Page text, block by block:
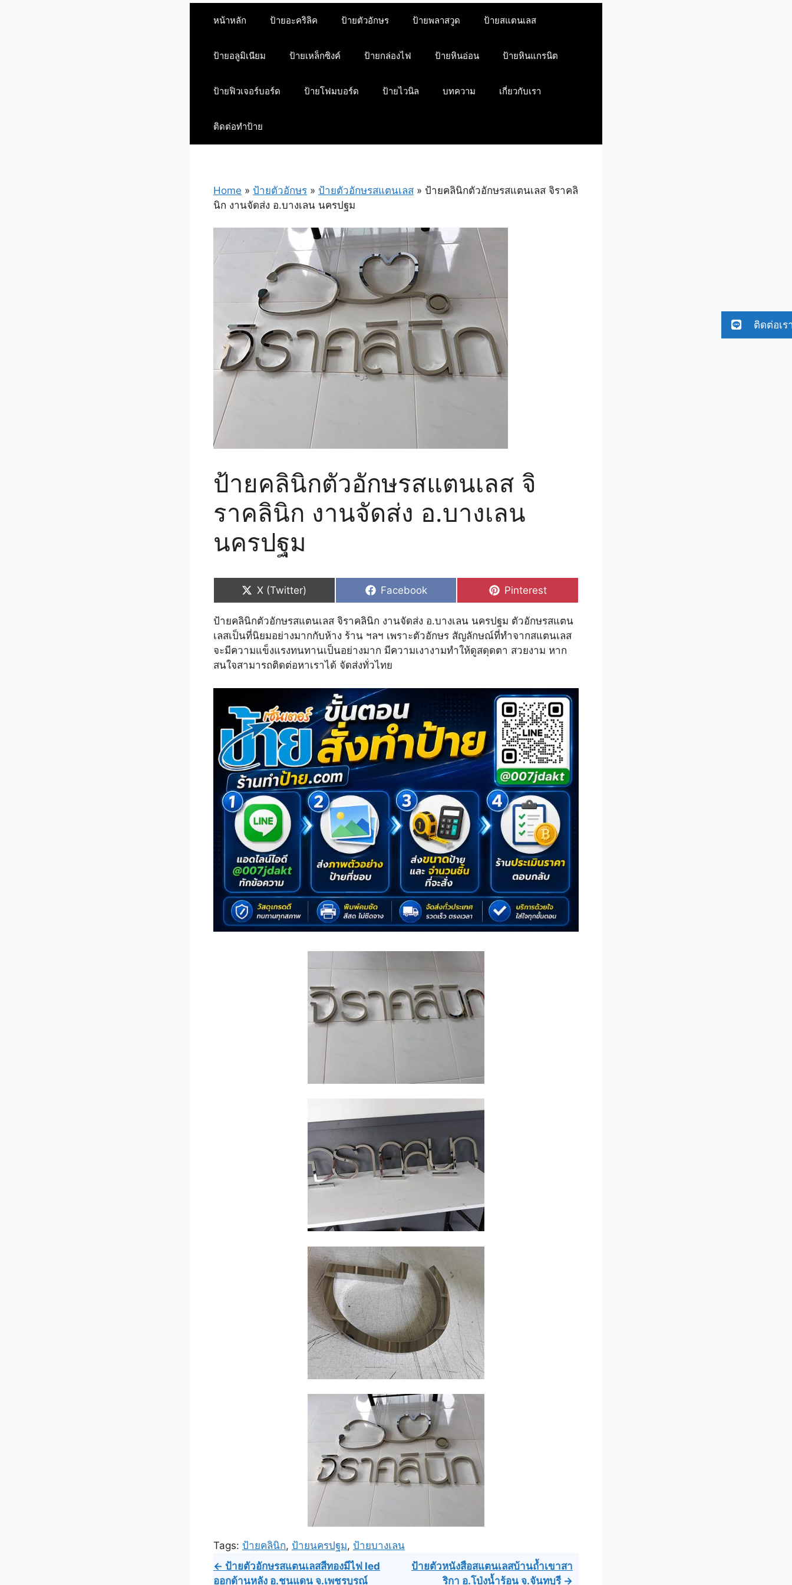
หน้าหลัก ป้ายอะคริลิค ป้ายตัวอักษร ป้ายพลาสวูด ป้ายสแตนเลส
ป้ายอลูมิเนียม ป้ายเหล็กซิงค์ ป้ายกล่องไฟ ป้ายหินอ่อน ป้ายหินแกรนิต
ป้ายฟิวเจอร์บอร์ด ป้ายโฟมบอร์ด ป้ายไวนิล บทความ เกี่ยวกับเรา
ติดต่อทำป้าย
Home » ป้ายตัวอักษร » ป้ายตัวอักษรสแตนเลส » ป้ายคลินิกตัวอักษรสแตนเลส จิราคลิ
นิก งานจัดส่ง อ.บางเลน นครปฐม
ป้ายคลินิกตัวอักษรสแตนเลส จิ
ราคลินิก งานจัดส่ง อ.บางเลน
นครปฐม
Share
X (Twitter)
Share
Facebook
Share
Pinterest
ป้ายคลินิกตัวอักษรสแตนเลส จิราคลินิก งานจัดส่ง อ.บางเลน นครปฐม ตัวอักษรสแตน
เลสเป็นที่นิยมอย่างมากกับห้าง ร้าน ฯลฯ เพราะตัวอักษร สัญลักษณ์ที่ทำจากสแตนเลส
จะมีความแข็งแรงทนทานเป็นอย่างมาก มีความเงางามทำให้ดูสดุดตา สวยงาม หาก
สนใจสามารถติดต่อหาเราได้ จัดส่งทั่วไทย
Tags: ป้ายคลินิก, ป้ายนครปฐม, ป้ายบางเลน
Post
← ป้ายตัวอักษรสแตนเลสสีทองมีไฟ led
ออกด้านหลัง อ.ชนแดน จ.เพชรบูรณ์
ป้ายตัวหนังสือสแตนเลสบ้านถ้ำเขาสา
ริกา อ.โป่งน้ำร้อน จ.จันทบุรี →
ติดต่อเร